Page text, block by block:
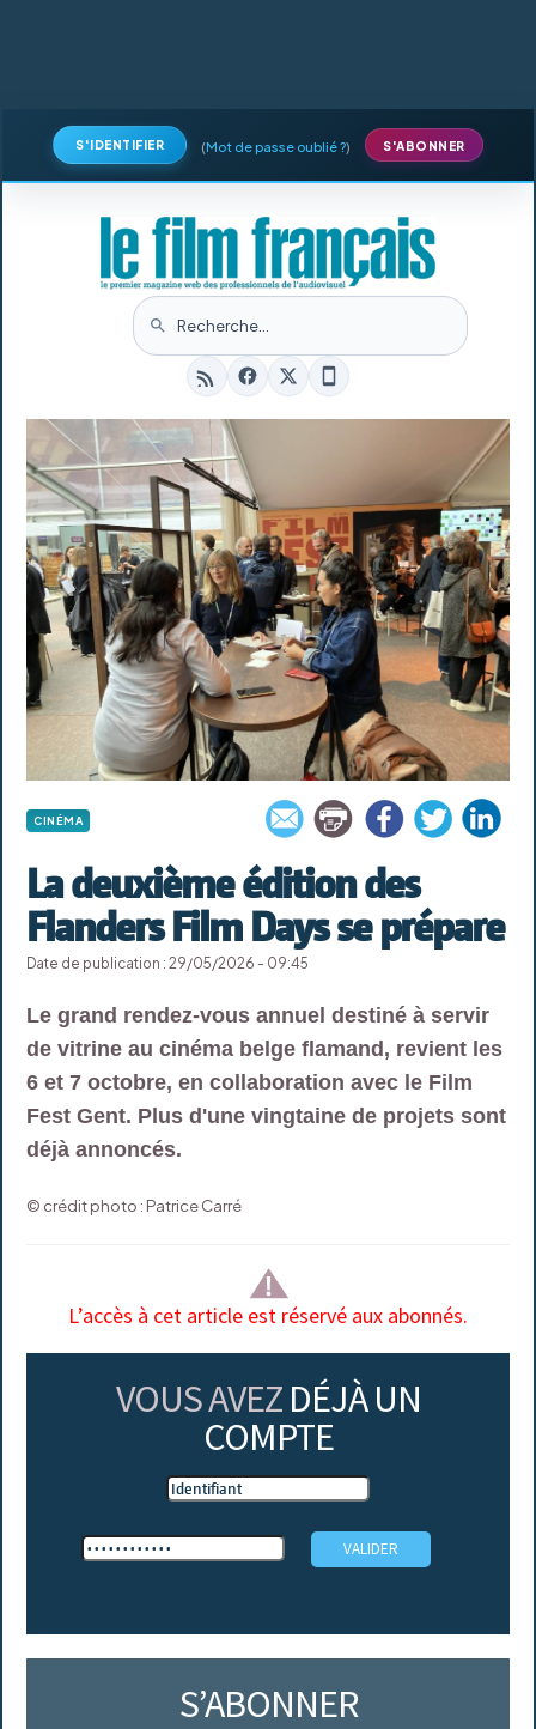
S'IDENTIFIER (Mot de passe oublié ?) S'ABONNER
CINÉMA
La deuxième édition des
Flanders Film Days se prépare
Date de publication : 29/05/2026 - 09:45
Le grand rendez-vous annuel destiné à servir
de vitrine au cinéma belge flamand, revient les
6 et 7 octobre, en collaboration avec le Film
Fest Gent. Plus d'une vingtaine de projets sont
déjà annoncés.
© crédit photo : Patrice Carré
L’accès à cet article est réservé aux abonnés.
VOUS AVEZ DÉJÀ UN
COMPTE
S’ABONNER